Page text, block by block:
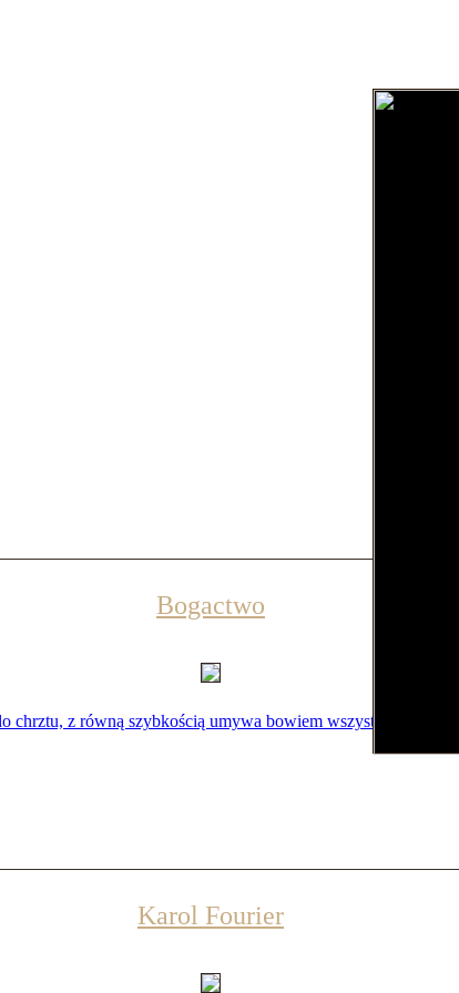
Bogactwo
chrztu, z równą szybkością umywa bowiem wszystko, czym
Karol Fourier